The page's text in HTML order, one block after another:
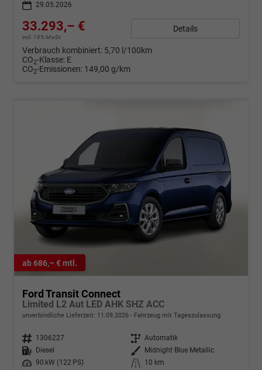
29.05.2026
33.293,– €
incl. 19% MwSt.
Details
Verbrauch kombiniert: 5,70 l/100km
CO2-Klasse: E
CO2-Emissionen: 149,00 g/km
ab 686,– € mtl.
Ford Transit Connect
Limited L2 Aut LED AHK SHZ ACC
unverbindliche Lieferzeit: 11.09.2026 Fahrzeug mit Tageszulassung
Fahrzeugnr. 1306227 Getriebe Automatik
Kraftstoff
Diesel Außenfarbe
Midnight Blue Metallic
Leistung
90 kW (122 PS) Kilometerstand
10 km